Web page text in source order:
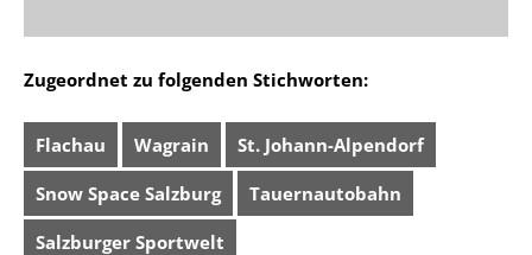
Zugeordnet zu folgenden Stichworten:
Flachau Wagrain St. Johann-Alpendorf
Snow Space Salzburg Tauernautobahn
Salzburger Sportwelt